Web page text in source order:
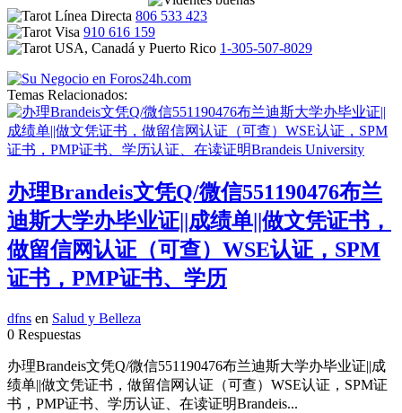
806 533 423
910 616 159
1-305-507-8029
Temas Relacionados:
办理Brandeis文凭Q/微信551190476布兰
迪斯大学办毕业证||成绩单||做文凭证书，
做留信网认证（可查）WSE认证，SPM
证书，PMP证书、学历
dfns en Salud y Belleza
0 Respuestas
办理Brandeis文凭Q/微信551190476布兰迪斯大学办毕业证||成
绩单||做文凭证书，做留信网认证（可查）WSE认证，SPM证
书，PMP证书、学历认证、在读证明Brandeis...